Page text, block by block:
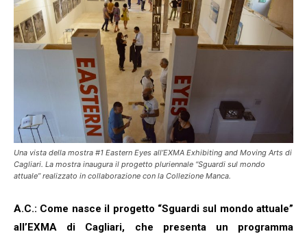
Una vista della mostra #1 Eastern Eyes all’EXMA Exhibiting and Moving Arts di
Cagliari. La mostra inaugura il progetto pluriennale “Sguardi sul mondo
attuale” realizzato in collaborazione con la Collezione Manca.
A.C.: Come nasce il progetto “Sguardi sul mondo attuale”
all’EXMA di Cagliari, che presenta un programma